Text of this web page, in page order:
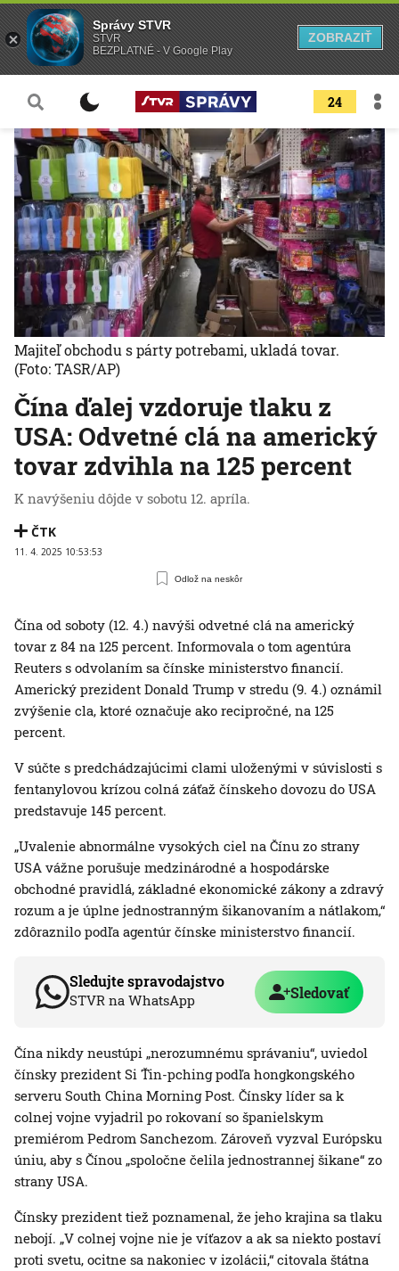
24
Čína ďalej vzdoruje tlaku z
USA: Odvetné clá na americký
tovar zdvihla na 125 percent
K navýšeniu dôjde v sobotu 12. apríla.
ČTK
11. 4. 2025 10:53:53
Odlož na neskôr
Majiteľ obchodu s párty potrebami, ukladá tovar.
(Foto: TASR/AP)
Čína od soboty (12. 4.) navýši odvetné clá na americký
tovar z 84 na 125 percent. Informovala o tom agentúra
Reuters s odvolaním sa čínske ministerstvo financií.
Americký prezident Donald Trump v stredu (9. 4.) oznámil
zvýšenie cla, ktoré označuje ako recipročné, na 125
percent.
V súčte s predchádzajúcimi clami uloženými v súvislosti s
fentanylovou krízou colná záťaž čínskeho dovozu do USA
predstavuje 145 percent.
„Uvalenie abnormálne vysokých ciel na Čínu zo strany
USA vážne porušuje medzinárodné a hospodárske
obchodné pravidlá, základné ekonomické zákony a zdravý
rozum a je úplne jednostranným šikanovaním a nátlakom,“
zdôraznilo podľa agentúr čínske ministerstvo financií.
Sledujte spravodajstvo
STVR na WhatsApp Sledovať
Čína nikdy neustúpi „nerozumnému správaniu“, uviedol
čínsky prezident Si Ťin-pching podľa hongkongského
serveru South China Morning Post. Čínsky líder sa k
colnej vojne vyjadril po rokovaní so španielskym
premiérom Pedrom Sanchezom. Zároveň vyzval Európsku
úniu, aby s Čínou „spoločne čelila jednostrannej šikane“ zo
strany USA.
Čínsky prezident tiež poznamenal, že jeho krajina sa tlaku
nebojí. „V colnej vojne nie je víťazov a ak sa niekto postaví
proti svetu, ocitne sa nakoniec v izolácii,“ citovala štátna
Správy STVR
STVR
BEZPLATNÉ - V Google Play
ZOBRAZIŤ